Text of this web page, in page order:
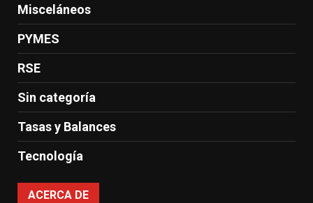
Misceláneos
PYMES
RSE
Sin categoría
Tasas y Balances
Tecnología
ACERCA DE